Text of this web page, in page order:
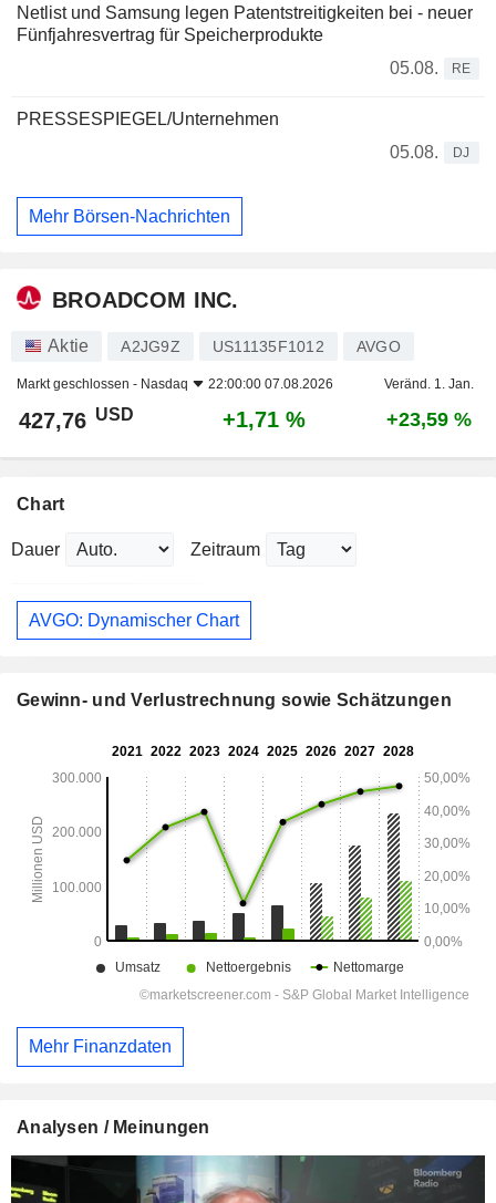
Netlist und Samsung legen Patentstreitigkeiten bei - neuer
Fünfjahresvertrag für Speicherprodukte
05.08.
RE
PRESSESPIEGEL/Unternehmen
05.08.
DJ
Mehr Börsen-Nachrichten
BROADCOM INC.
Aktie A2JG9Z US11135F1012 AVGO
Markt geschlossen - Nasdaq 22:00:00 07.08.2026 Veränd. 1. Jan.
427,76 USD +1,71 % +23,59 %
Chart
Dauer Zeitraum
AVGO: Dynamischer Chart
Gewinn- und Verlustrechnung sowie Schätzungen
Mehr Finanzdaten
Analysen / Meinungen